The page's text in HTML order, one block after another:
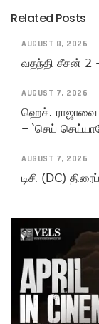
Related Posts
AUGUST 8, 2026
வதந்தி சீசன் 2
AUGUST 7, 2026
ஹெச். ராஜாவை
– ‘செய்
AUGUST 7, 2026
டிசி (DC)